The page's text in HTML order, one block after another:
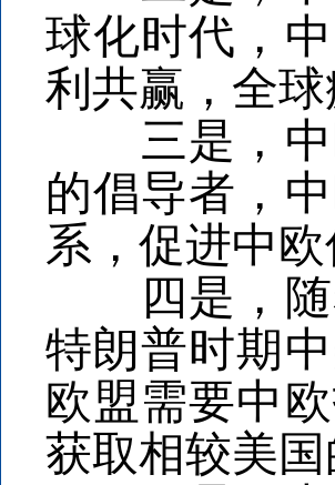
球化时代，
利共赢，全
三是，中
的倡导者，
系，促进中
四是，随
特朗普时期
欧盟需要中
获取相较美